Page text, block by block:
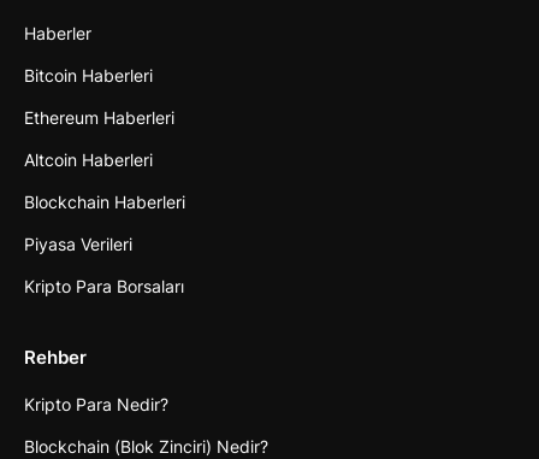
Haberler
Bitcoin Haberleri
Ethereum Haberleri
Altcoin Haberleri
Blockchain Haberleri
Piyasa Verileri
Kripto Para Borsaları
Rehber
Kripto Para Nedir?
Blockchain (Blok Zinciri) Nedir?